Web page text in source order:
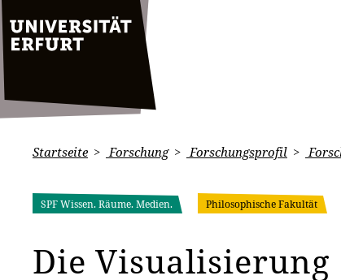
Startseite Forschung Forschungsprofil
SPF Wissen. Räume. Medien. Philosophische Fakultät
Die